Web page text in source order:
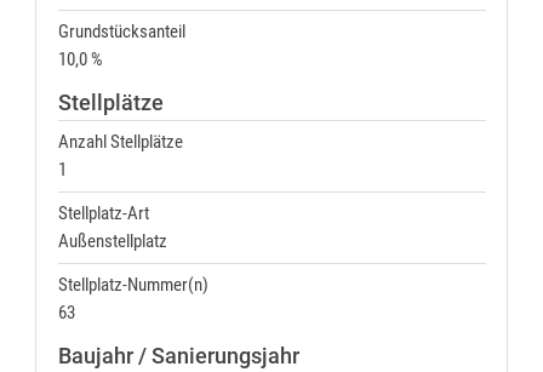
Grundstücksanteil
10,0 %
Stellplätze
Anzahl Stellplätze
1
Stellplatz-Art
Außenstellplatz
Stellplatz-Nummer(n)
63
Baujahr / Sanierungsjahr